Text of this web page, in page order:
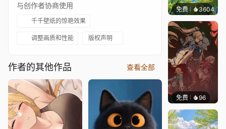
与创作者协商使用
千千壁纸的惊艳效果
调整画质和性能 版权声明
作者的其他作品 查看全部
免费 3604豆子
免费 96 Nesu